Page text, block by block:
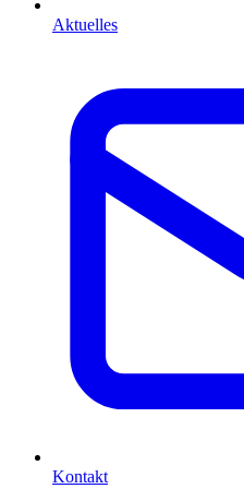
Aktuelles
Kontakt